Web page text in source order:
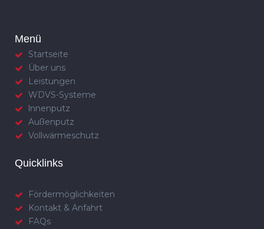
Menü
Startseite
Über uns
Leistungen
WDVS-Systeme
lnnenputz
Außenputz
Vollwärmeschutz
Quicklinks
Fördermöglichkeiten
Kontakt & Anfahrt
FAQs